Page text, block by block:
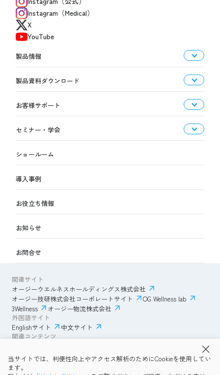
当サイトでは、利便性向上やアクセス解析のためにCookieを使用してい
ます。
Instagram（Medical）
X
YouTube
製品情報
製品資料ダウンロード
お客様サポート
セミナー・学会
ショールーム
導入事例
お役立ち情報
お知らせ
お問合せ
関連サイト
オージーウエルネスホールディングス株式会社
オージー技研株式会社コーポレートサイト
OG Wellness lab
3Wellness
オージー物流株式会社
外国語サイト
Englishサイト
中文サイト
関連コンテンツ
透明性ガイドライン